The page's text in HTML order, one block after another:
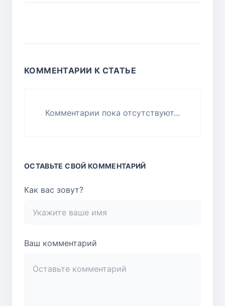
КОММЕНТАРИИ К СТАТЬЕ
Комментарии пока отсутствуют...
ОСТАВЬТЕ СВОЙ КОММЕНТАРИЙ
Как вас зовут?
Ваш комментарий